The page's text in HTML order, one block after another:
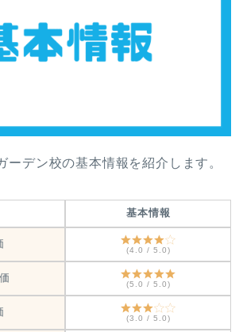
ーデン校の基本情報を紹介します。
基本情報
(4.0 / 5.0)
(5.0 / 5.0)
(3.0 / 5.0)